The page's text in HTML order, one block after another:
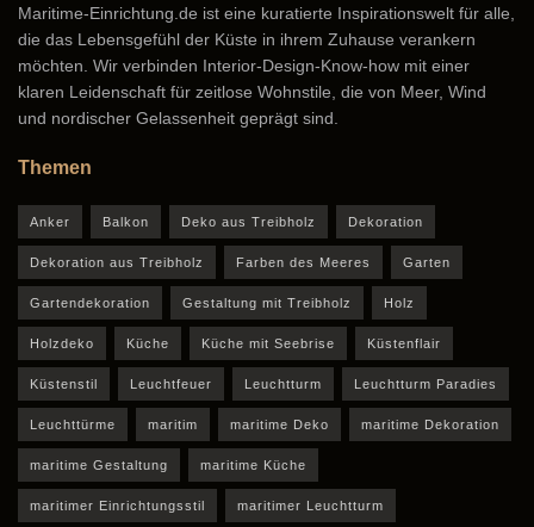
Maritime-Einrichtung.de ist eine kuratierte Inspirationswelt für alle,
die das Lebensgefühl der Küste in ihrem Zuhause verankern
möchten. Wir verbinden Interior-Design-Know-how mit einer
klaren Leidenschaft für zeitlose Wohnstile, die von Meer, Wind
und nordischer Gelassenheit geprägt sind.
Themen
Anker Balkon Deko aus Treibholz Dekoration
Dekoration aus Treibholz Farben des Meeres Garten
Gartendekoration Gestaltung mit Treibholz Holz
Holzdeko Küche Küche mit Seebrise Küstenflair
Küstenstil Leuchtfeuer Leuchtturm Leuchtturm Paradies
Leuchttürme maritim maritime Deko maritime Dekoration
maritime Gestaltung maritime Küche
maritimer Einrichtungsstil maritimer Leuchtturm